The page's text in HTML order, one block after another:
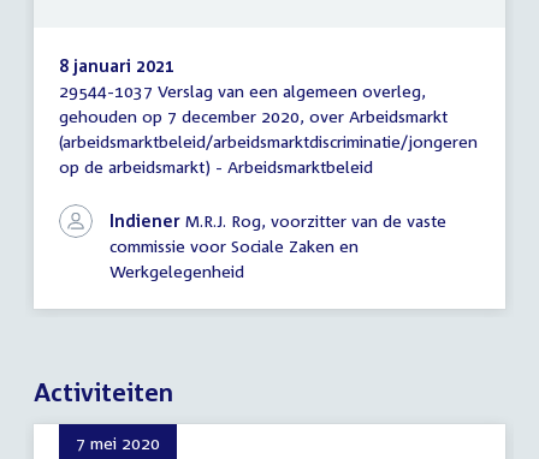
Verslag
van
een
algemeen
8 januari 2021
29544-1037 Verslag van een algemeen overleg,
gehouden op 7 december 2020, over Arbeidsmarkt
(arbeidsmarktbeleid/arbeidsmarktdiscriminatie/jongeren
op de arbeidsmarkt) - Arbeidsmarktbeleid
Indiener M.R.J. Rog, voorzitter van de vaste
commissie voor Sociale Zaken en
Werkgelegenheid
Activiteiten
7 mei 2020